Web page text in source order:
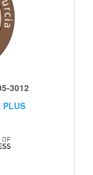
3012
PLUS